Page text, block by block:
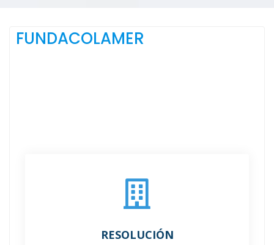
FUNDACOLAMER
RESOLUCIÓN